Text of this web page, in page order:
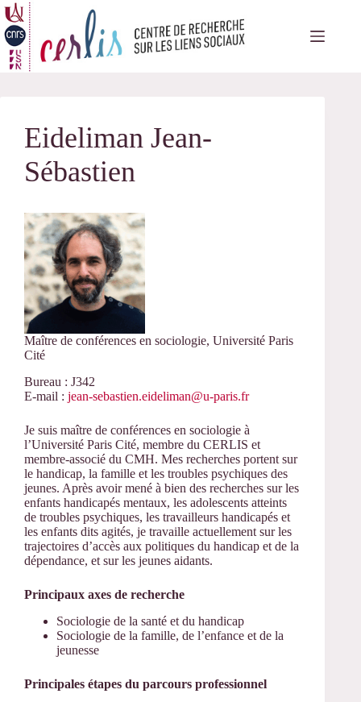
Passer
au
contenu
Eideliman Jean-
Sébastien
Maître de conférences en sociologie, Université Paris
Cité
Bureau : J342
E-mail : jean-sebastien.eideliman@u-paris.fr
Je suis maître de conférences en sociologie à
l’Université Paris Cité, membre du CERLIS et
membre-associé du CMH. Mes recherches portent sur
le handicap, la famille et les troubles psychiques des
jeunes. Après avoir mené à bien des recherches sur les
enfants handicapés mentaux, les adolescents atteints
de troubles psychiques, les travailleurs handicapés et
les enfants dits agités, je travaille actuellement sur les
trajectoires d’accès aux politiques du handicap et de la
dépendance, et sur les jeunes aidants.
Principaux axes de recherche
Sociologie de la santé et du handicap
Sociologie de la famille, de l’enfance et de la
jeunesse
Principales étapes du parcours professionnel